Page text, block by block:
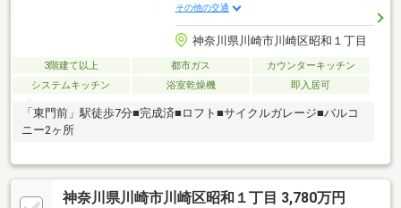
その他の交通
神奈川県川崎市川崎区昭和１丁目
3階建て以上 都市ガス
カウンターキッチン
システムキッチン
浴室乾燥機 即入居可
「東門前」駅徒歩7分■完成済■ロフト■サイクルガレージ■バルコ
ニー2ヶ所
神奈川県川崎市川崎区昭和１丁目 3,780万円